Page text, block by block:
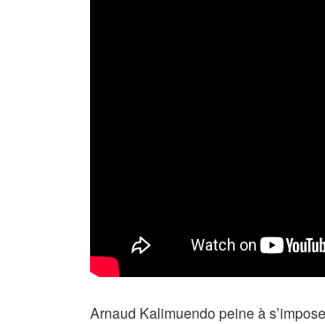
Arnaud Kalimuendo peine à